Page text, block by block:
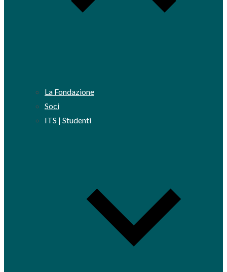
La Fondazione
Soci
ITS | Studenti